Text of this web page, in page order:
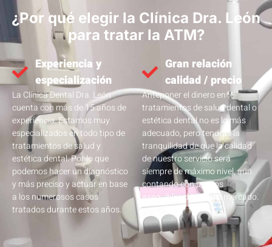
¿Por qué elegir la Clínica Dra. León
para tratar la ATM?
Experiencia y
especialización
La Clínica Dental Dra. León
cuenta con más de 15 años de
experiencia. Estamos muy
especializados en todo tipo de
tratamientos de salud y
estética dental. Por lo que
podemos hacer un diagnóstico
y más preciso y actuar en base
a los numerosos casos
tratados durante estos años.
Gran relación
calidad / precio
Anteponer el dinero en
tratamientos de salud dental o
estética dental no es lo más
adecuado, pero tendrás la
tranquilidad de que la calidad
de nuestro servicio será
siempre de máximo nivel, aún
contando con precios
asequibles dentro del mercado.